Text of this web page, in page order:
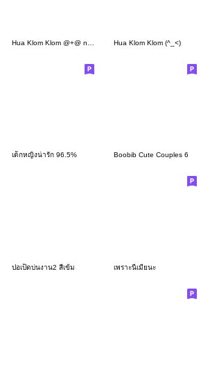
Hua Klom Klom (^_<)
เด็กหญิงน่ารัก 96.5% Boobib Cute Couples 6
ปอเป็ดบ่นงาน2 สีเข้ม เพราะนี่เมียนะ